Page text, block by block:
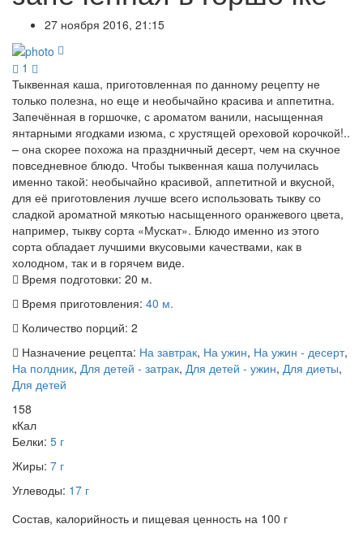
27 ноября 2016, 21:15
1
Тыквенная каша, приготовленная по данному рецепту не
только полезна, но еще и необычайно красива и аппетитна.
Запечённая в горшочке, с ароматом ванили, насыщенная
янтарными ягодками изюма, с хрустящей ореховой корочкой!..
– она скорее похожа на праздничный десерт, чем на скучное
повседневное блюдо. Чтобы тыквенная каша получилась
именно такой: необычайно красивой, аппетитной и вкусной,
для её приготовления лучше всего использовать тыкву со
сладкой ароматной мякотью насыщенного оранжевого цвета,
например, тыкву сорта «Мускат». Блюдо именно из этого
сорта обладает лучшими вкусовыми качествами, как в
холодном, так и в горячем виде.
Время подготовки: 20 м.
Время приготовления: 40 м.
Количество порций: 2
Назначение рецепта: На завтрак, На ужин, На ужин - десерт,
На полдник, Для детей - затрак, Для детей - ужин, Для диеты,
Для детей
158
кКал
Белки: 5 г
Жиры: 7 г
Углеводы: 17 г
Состав, калорийность и пищевая ценность на 100 г